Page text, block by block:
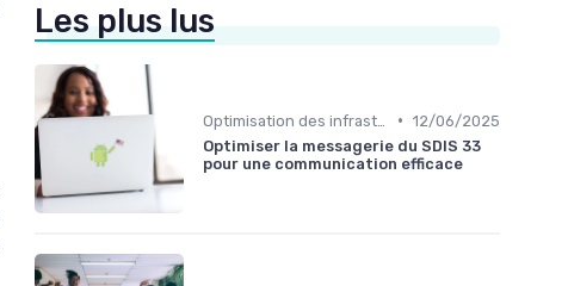
Les plus lus
• 12/06/2025
Optimiser la messagerie du SDIS 33
pour une communication efficace